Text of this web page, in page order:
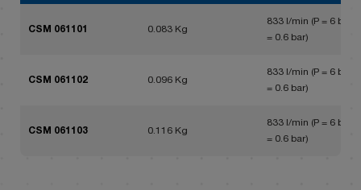
CSM 061101 0.083 Kg
833 l/min (P = 6 bar,
= 0.6 bar)
CSM 061102 0.096 Kg
833 l/min (P = 6 bar,
= 0.6 bar)
CSM 061103 0.116 Kg
833 l/min (P = 6 bar,
= 0.6 bar)